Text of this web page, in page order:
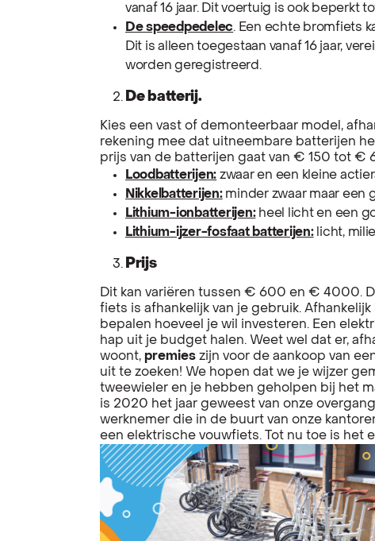
vanaf 16 jaar. Dit voertuig is ook beperkt
De speedpedelec. Een echte bromfiets
Dit is alleen toegestaan vanaf 16 jaar,
worden geregistreerd.
De batterij.
Kies een vast of demonteerbaar model,
rekening mee dat uitneembare batterijen
prijs van de batterijen gaat van € 150 tot €
Loodbatterijen: zwaar en een kleine
Nikkelbatterijen:minder zwaar maar een
Lithium-ionbatterijen:heel licht en een
Lithium-ijzer-fosfaat batterijen:licht,
Prijs
Dit kan variëren tussen € 600 en € 4000.
fiets is afhankelijk van je gebruik.
bepalen hoeveel je wil investeren. Een
hap uit je budget halen. Weet wel dat er,
woont, premies zijn voor de aankoop van
uit te zoeken! We hopen dat we je wijzer
tweewieler en je hebben geholpen bij het
is 2020 het jaar geweest van onze
werknemer die in de buurt van onze
een elektrische vouwfiets. Tot nu toe is het